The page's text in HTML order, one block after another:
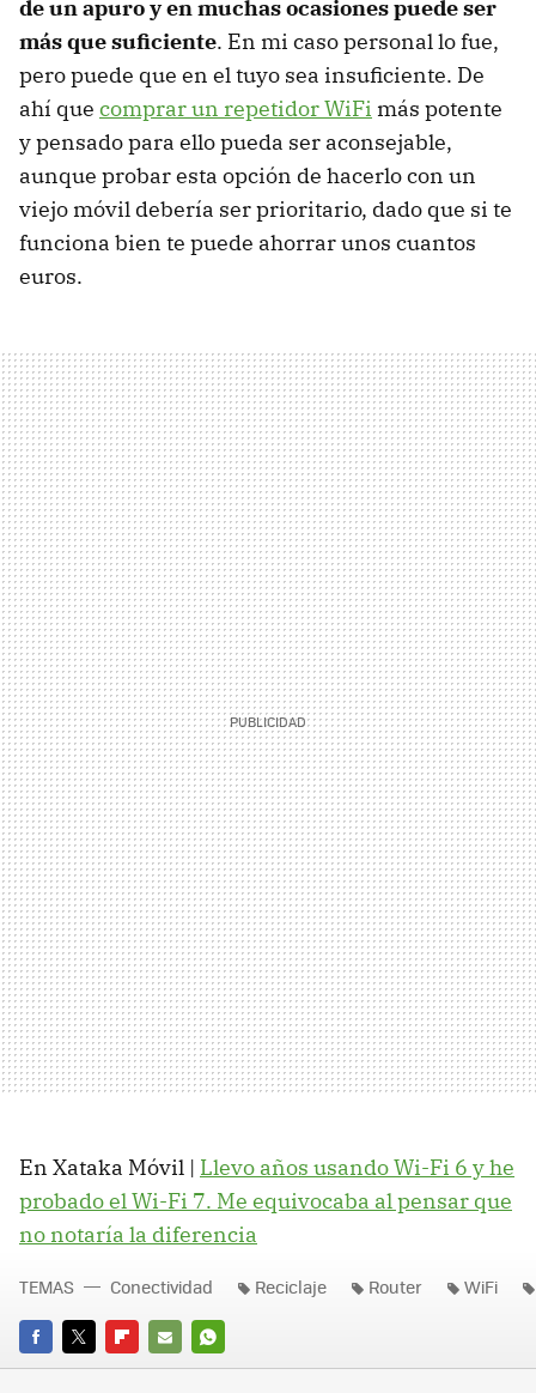
de un apuro y en muchas ocasiones puede ser
más que suficiente. En mi caso personal lo fue,
pero puede que en el tuyo sea insuficiente. De
ahí que comprar un repetidor WiFi más potente
y pensado para ello pueda ser aconsejable,
aunque probar esta opción de hacerlo con un
viejo móvil debería ser prioritario, dado que si te
funciona bien te puede ahorrar unos cuantos
euros.
En Xataka Móvil | Llevo años usando Wi-Fi 6 y he
probado el Wi-Fi 7. Me equivocaba al pensar que
no notaría la diferencia
FACEBOOK
TWITTERFLIPBOARD
E-
WHATSAPP
TEMAS Conectividad Reciclaje Router WiFi